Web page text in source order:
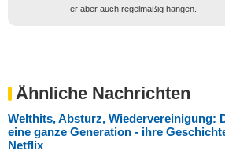
er aber auch regelmäßig hängen.
Ähnliche Nachrichten
Welthits, Absturz, Wiedervereinigung:
eine ganze Generation - ihre
Netflix